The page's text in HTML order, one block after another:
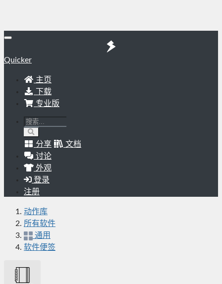
Quicker
主页
下载
专业版
分享
文档
讨论
外观
登录
注册
动作库
所有软件
通用
软件便签